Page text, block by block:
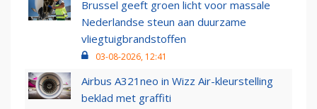
Brussel geeft groen licht voor massale
Nederlandse steun aan duurzame
vliegtuigbrandstoffen
03-08-2026, 12:41
Airbus A321neo in Wizz Air-kleurstelling
beklad met graffiti